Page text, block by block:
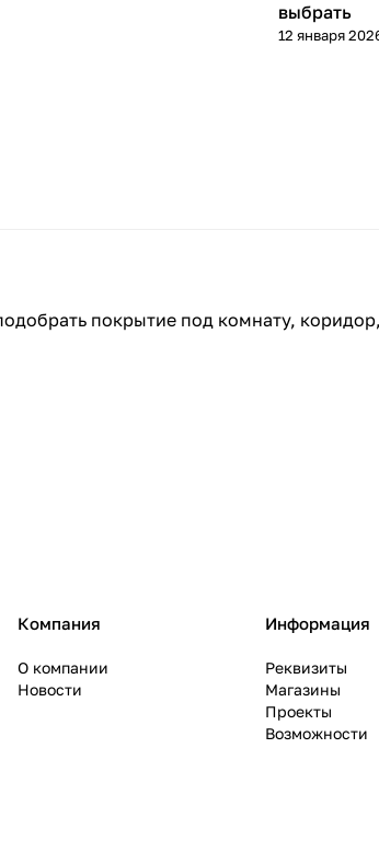
выбрать
12 января
покрытие под комнату,
Компания
О компании
Новости
Информация
Реквизиты
Магазины
Проекты
Возможности